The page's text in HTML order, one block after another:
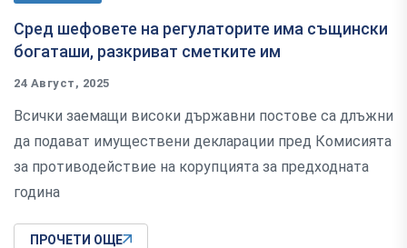
Сред шефовете на регулаторите има същински
богаташи, разкриват сметките им
24 Август, 2025
Всички заемащи високи държавни постове са длъжни
да подават имуществени декларации пред Комисията
за противодействие на корупцията за предходната
година
ПРОЧЕТИ ОЩЕ